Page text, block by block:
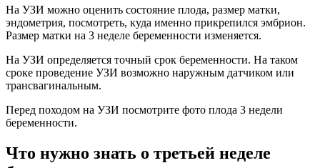
На УЗИ можно оценить состояние плода, размер матки,
эндометрия, посмотреть, куда именно прикрепился эмбрион.
Размер матки на 3 неделе беременности изменяется.
На УЗИ определяется точный срок беременности. На таком
сроке проведение УЗИ возможно наружным датчиком или
трансвагинальным.
Перед походом на УЗИ посмотрите фото плода 3 недели
беременности.
Что нужно знать о третьей неделе